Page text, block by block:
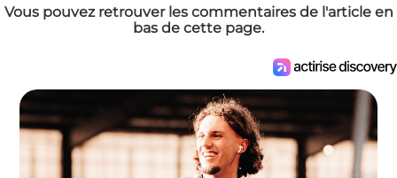
Vous pouvez retrouver les commentaires de l'article en
bas de cette page.